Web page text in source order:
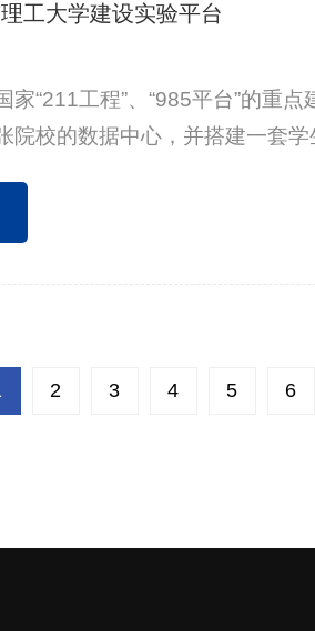
工大学建设实验平台
家“211工程”、“985平台”的重
院校的数据中心，并搭建一套
、交换机等设备。而每新增系
理更为复杂，因此需要对基础
2 3 4 5 6